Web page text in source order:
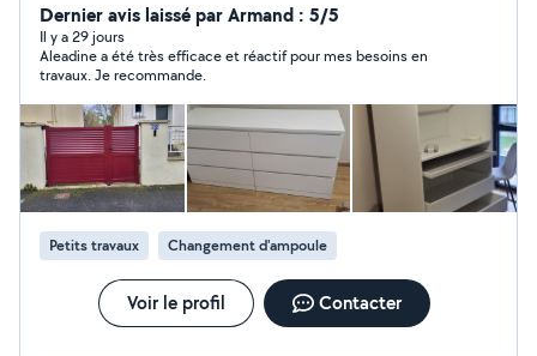
Dernier avis laissé par Armand : 5/5
Il y a 29 jours
Aleadine a été très efficace et réactif pour mes besoins en
travaux. Je recommande.
Petits travaux Changement d'ampoule
Voir le profil Contacter